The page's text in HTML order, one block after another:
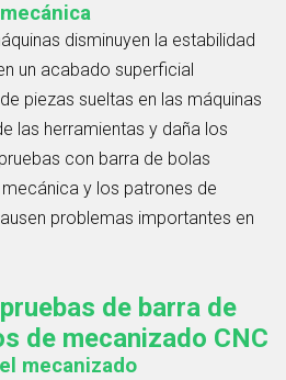
disminuyen la estabilidad
un acabado superficial
piezas sueltas en las máquinas
las herramientas y daña los
con barra de bolas
y los patrones de
problemas importantes en
de barra de
de mecanizado CNC
mecanizado